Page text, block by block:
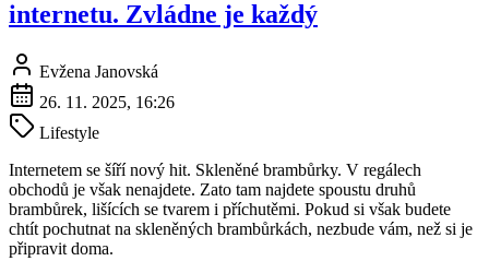
internetu. Zvládne je každý
Evžena Janovská
26. 11. 2025, 16:26
Lifestyle
Internetem se šíří nový hit. Skleněné brambůrky. V regálech
obchodů je však nenajdete. Zato tam najdete spoustu druhů
brambůrek, lišících se tvarem i příchutěmi. Pokud si však budete
chtít pochutnat na skleněných brambůrkách, nezbude vám, než si je
připravit doma.